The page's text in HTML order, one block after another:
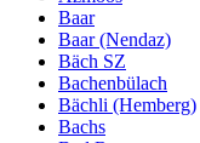
Baar
Baar (Nendaz)
Bäch SZ
Bachenbülach
Bächli (Hemberg)
Bachs